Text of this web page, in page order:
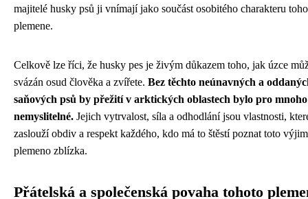
majitelé husky psů ji vnímají jako součást osobitého charakteru
plemene.
Celkově lze říci, že husky pes je živým důkazem toho, jak úzce
svázán osud člověka a zvířete. Bez těchto neúnavných a
saňových psů by přežití v arktických oblastech bylo pro
nemyslitelné. Jejich vytrvalost, síla a odhodlání jsou vlastnosti,
zaslouží obdiv a respekt každého, kdo má to štěstí poznat toto
plemeno zblízka.
Přátelská a společenská povaha tohoto